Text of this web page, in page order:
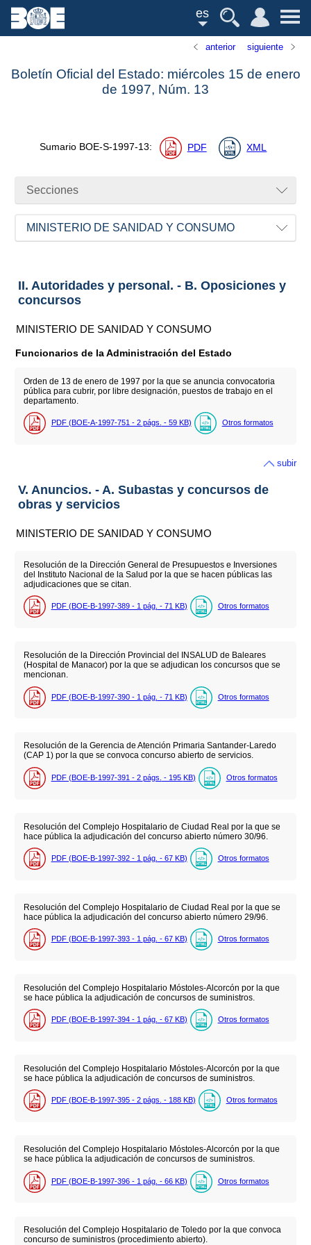
es
anterior siguiente
Boletín Oficial del Estado: miércoles 15 de enero
de 1997, Núm. 13
Sumario BOE-S-1997-13: PDF XML
Secciones
MINISTERIO DE SANIDAD Y CONSUMO
II. Autoridades y personal. - B. Oposiciones y
concursos
MINISTERIO DE SANIDAD Y CONSUMO
Funcionarios de la Administración del Estado
Orden de 13 de enero de 1997 por la que se anuncia convocatoria
pública para cubrir, por libre designación, puestos de trabajo en el
departamento.
PDF (BOE-A-1997-751 - 2 págs. - 59 KB) Otros formatos
subir
V. Anuncios. - A. Subastas y concursos de
obras y servicios
MINISTERIO DE SANIDAD Y CONSUMO
Resolución de la Dirección General de Presupuestos e Inversiones
del Instituto Nacional de la Salud por la que se hacen públicas las
adjudicaciones que se citan.
PDF (BOE-B-1997-389 - 1 pág. - 71 KB) Otros formatos
Resolución de la Dirección Provincial del INSALUD de Baleares
(Hospital de Manacor) por la que se adjudican los concursos que se
mencionan.
PDF (BOE-B-1997-390 - 1 pág. - 71 KB) Otros formatos
Resolución de la Gerencia de Atención Primaria Santander-Laredo
(CAP 1) por la que se convoca concurso abierto de servicios.
PDF (BOE-B-1997-391 - 2 págs. - 195 KB) Otros formatos
Resolución del Complejo Hospitalario de Ciudad Real por la que se
hace pública la adjudicación del concurso abierto número 30/96.
PDF (BOE-B-1997-392 - 1 pág. - 67 KB) Otros formatos
Resolución del Complejo Hospitalario de Ciudad Real por la que se
hace pública la adjudicación del concurso abierto número 29/96.
PDF (BOE-B-1997-393 - 1 pág. - 67 KB) Otros formatos
Resolución del Complejo Hospitalario Móstoles-Alcorcón por la que
se hace pública la adjudicación de concursos de suministros.
PDF (BOE-B-1997-394 - 1 pág. - 67 KB) Otros formatos
Resolución del Complejo Hospitalario Móstoles-Alcorcón por la que
se hace pública la adjudicación de concursos de suministros.
PDF (BOE-B-1997-395 - 2 págs. - 188 KB) Otros formatos
Resolución del Complejo Hospitalario Móstoles-Alcorcón por la que
se hace pública la adjudicación de concursos de suministros.
PDF (BOE-B-1997-396 - 1 pág. - 66 KB) Otros formatos
Resolución del Complejo Hospitalario de Toledo por la que convoca
concurso de suministros (procedimiento abierto).